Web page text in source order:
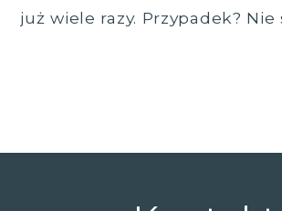
już wiele razy. Przypadek? Nie